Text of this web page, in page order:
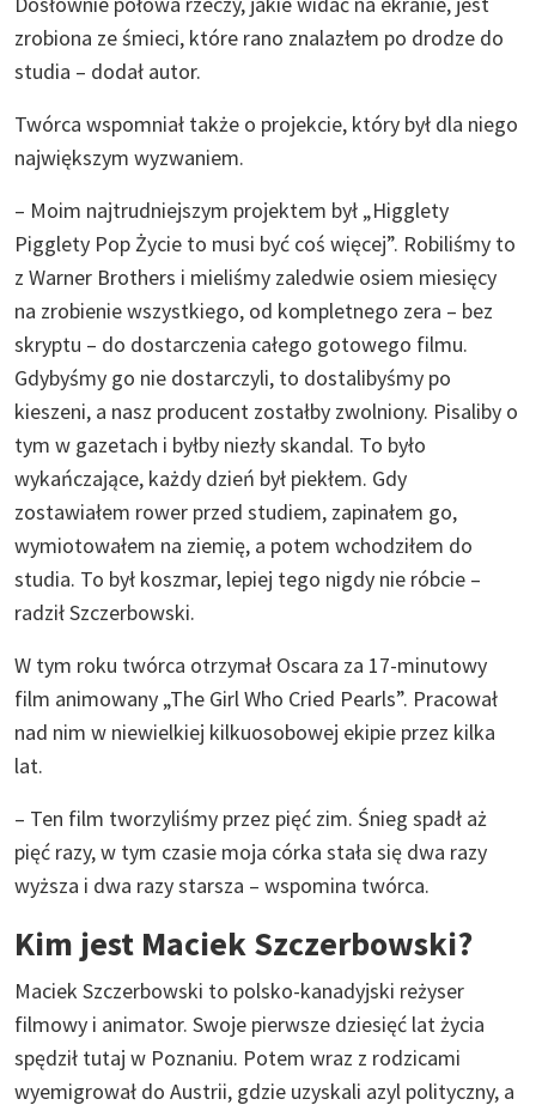
zrobiona ze śmieci, które rano znalazłem po drodze do
studia – dodał autor.
Twórca wspomniał także o projekcie, który był dla niego
największym wyzwaniem.
– Moim najtrudniejszym projektem był „Higglety
Pigglety Pop Życie to musi być coś więcej”. Robiliśmy to
z Warner Brothers i mieliśmy zaledwie osiem miesięcy
na zrobienie wszystkiego, od kompletnego zera – bez
skryptu – do dostarczenia całego gotowego filmu.
Gdybyśmy go nie dostarczyli, to dostalibyśmy po
kieszeni, a nasz producent zostałby zwolniony. Pisaliby o
tym w gazetach i byłby niezły skandal. To było
wykańczające, każdy dzień był piekłem. Gdy
zostawiałem rower przed studiem, zapinałem go,
wymiotowałem na ziemię, a potem wchodziłem do
studia. To był koszmar, lepiej tego nigdy nie róbcie –
radził Szczerbowski.
W tym roku twórca otrzymał Oscara za 17-minutowy
film animowany „The Girl Who Cried Pearls”. Pracował
nad nim w niewielkiej kilkuosobowej ekipie przez kilka
lat.
– Ten film tworzyliśmy przez pięć zim. Śnieg spadł aż
pięć razy, w tym czasie moja córka stała się dwa razy
wyższa i dwa razy starsza – wspomina twórca.
Kim jest Maciek Szczerbowski?
Maciek Szczerbowski to polsko-kanadyjski reżyser
filmowy i animator. Swoje pierwsze dziesięć lat życia
spędził tutaj w Poznaniu. Potem wraz z rodzicami
wyemigrował do Austrii, gdzie uzyskali azyl polityczny, a